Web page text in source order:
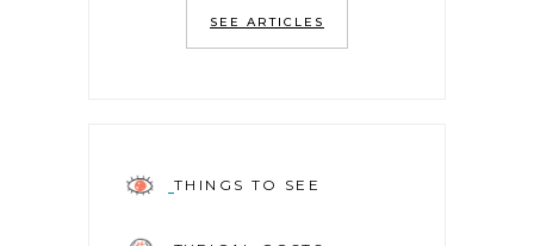
SEE ARTICLES
THINGS TO SEE